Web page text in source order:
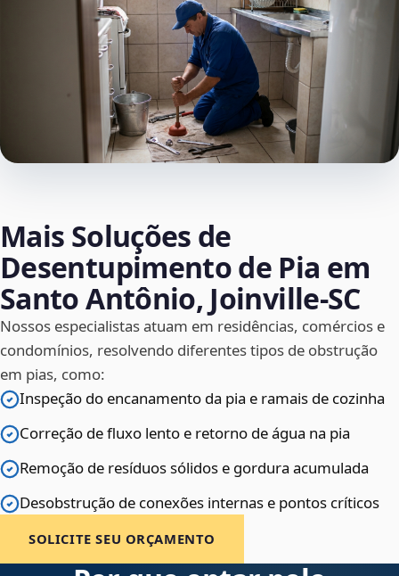
Mais Soluções de
Desentupimento de Pia em
Santo Antônio, Joinville‑SC
Nossos especialistas atuam em residências, comércios e
condomínios, resolvendo diferentes tipos de obstrução
em pias, como:
Inspeção do encanamento da pia e ramais de cozinha
Correção de fluxo lento e retorno de água na pia
Remoção de resíduos sólidos e gordura acumulada
Desobstrução de conexões internas e pontos críticos
SOLICITE SEU ORÇAMENTO